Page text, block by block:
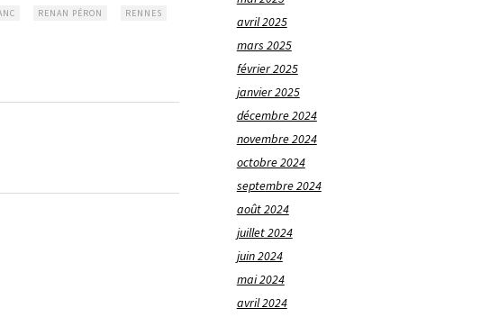
RENAN PÉRON RENNES
avril 2025
mars 2025
février 2025
janvier 2025
décembre 2024
novembre 2024
octobre 2024
septembre 2024
août 2024
juillet 2024
juin 2024
mai 2024
avril 2024